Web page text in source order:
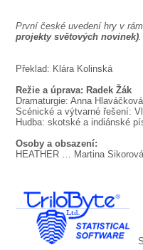
První české uvedení hry v
projekty světových novinek)
Překlad: Klára Kolinská
Režie a úprava: Radek Žák
Dramaturgie: Anna Hlaváčková
Scénické a výtvarné řešení:
Hudba: skotské a indiánské
Osoby a obsazení:
HEATHER
… Martina Sikorová